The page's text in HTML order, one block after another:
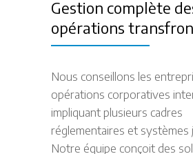
Gestion complète
opérations
Nous conseillons les
opérations corporatives
impliquant plusieurs cadres
réglementaires et systèmes
Notre équipe conçoit des